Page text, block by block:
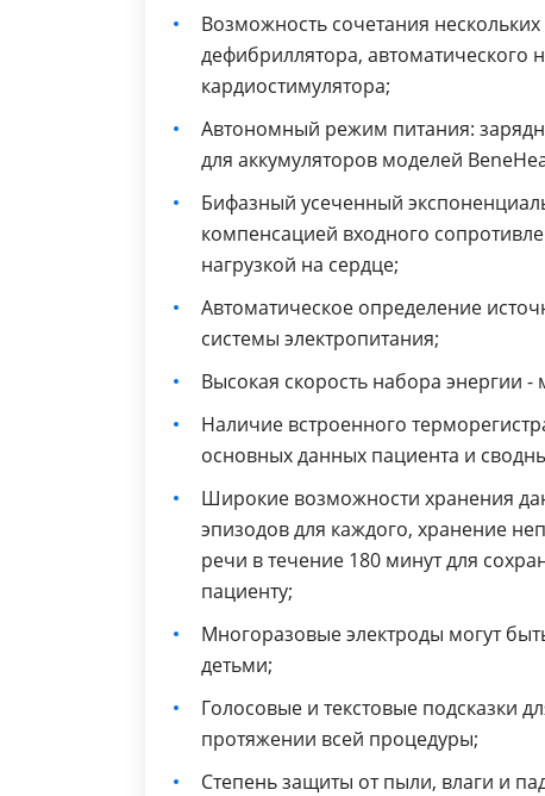
Возможность сочетания
дефибриллятора,
кардиостимулятора;
Автономный режим питания:
для аккумуляторов моделей
Бифазный усеченный
компенсацией входного
нагрузкой на сердце;
Автоматическое определение
системы электропитания;
Высокая скорость набора энергии -
Наличие встроенного
основных данных пациента и
Широкие возможности хранения
эпизодов для каждого, хранение
речи в течение 180 минут для
пациенту;
Многоразовые электроды могут
детьми;
Голосовые и текстовые подсказки
протяжении всей процедуры;
Степень защиты от пыли, влаги и